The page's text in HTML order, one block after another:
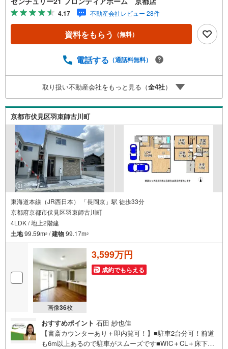
燥機がついて家事の負担を減らせます。・スーパーまで徒
歩10分圏内でお買い物にも気軽な距離です。 立地・羽束師
小学校まで徒歩約14分・神川中学校まで徒歩約11分 弊社が
選ばれる理由 1.お金の扱い方のプロ、ファイナンシャルプ
できる売却専門チームあり！3.たくさんの銀行と繋がりが
ォームプランナーがご提案！5.定期的にご連絡を繋ぎ、有
事の際に迅速にサポートいたします弊社は専門家同士が連
携をとっているため、より多くの知見がございます。お気
軽にお問合せください！
4.17 不動産会社レビュー 28件
資料をもらう （無料）
電話する （通話料無料）
取り扱い不動産会社をもっと見る（全4社）
京都市伏見区羽束師古川町
東海道本線（JR西日本） 「長岡京」駅 徒歩33分
京都府京都市伏見区羽束師古川町
4LDK / 地上2階建
土地99.59m2 /建物99.17m2
画像36枚
3,599万円
成約でもらえる
おすすめポイント 石田 紗也佳
【書斎カウンターあり＋即内覧可！】■駐車2台分可！前道
も6m以上あるので駐車がスムーズです■WIC＋CL＋床下収